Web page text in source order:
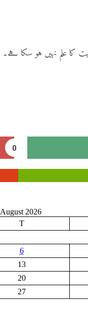
کا علم نہیں ہو سکا ہے۔
0
August 2026
T
6
13
20
27